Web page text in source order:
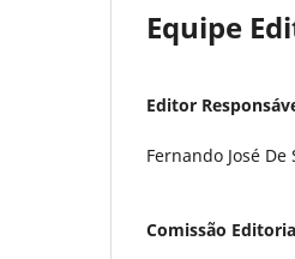
Equipe
Editor
Fernando José
Comissão